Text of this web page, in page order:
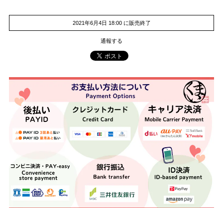
2021年6月4日 18:00 に販売終了
通報する